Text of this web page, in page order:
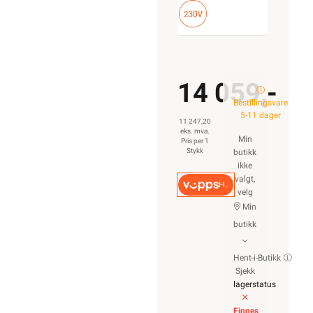
14 059,-
11 247,20
eks. mva.
Pris per 1
Stykk
Hurtigkasse
Bestillingsvare
5-11 dager
Min
butikk
ikke
valgt,
velg
Min
butikk
Hent-i-Butikk
Sjekk
lagerstatus
Finnes